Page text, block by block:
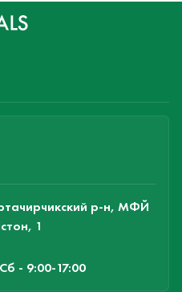
р-н, МФЙ
1
- 9:00-17:00